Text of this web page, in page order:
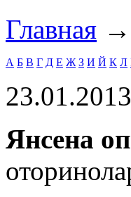
Главная
А Б В Г Д Е Ж З И Й К Л
Янсена